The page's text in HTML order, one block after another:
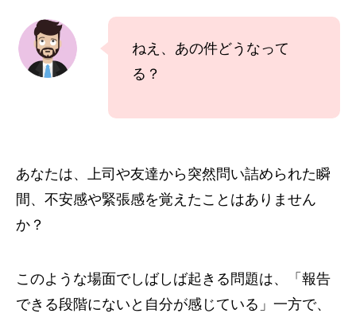
ねえ、あの件どうなって
る？
あなたは、上司や友達から突然問い詰められた瞬
間、不安感や緊張感を覚えたことはありません
か？
このような場面でしばしば起きる問題は、「報告
できる段階にないと自分が感じている」一方で、